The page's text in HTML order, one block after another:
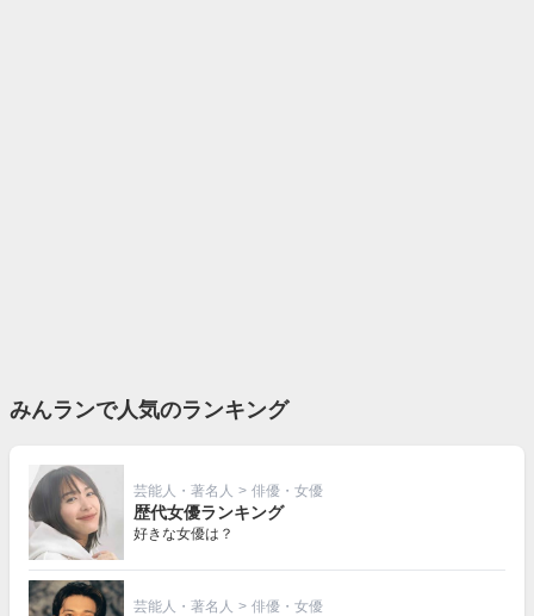
みんランで人気のランキング
芸能人・著名人 > 俳優・女優
歴代女優ランキング
好きな女優は？
芸能人・著名人 > 俳優・女優